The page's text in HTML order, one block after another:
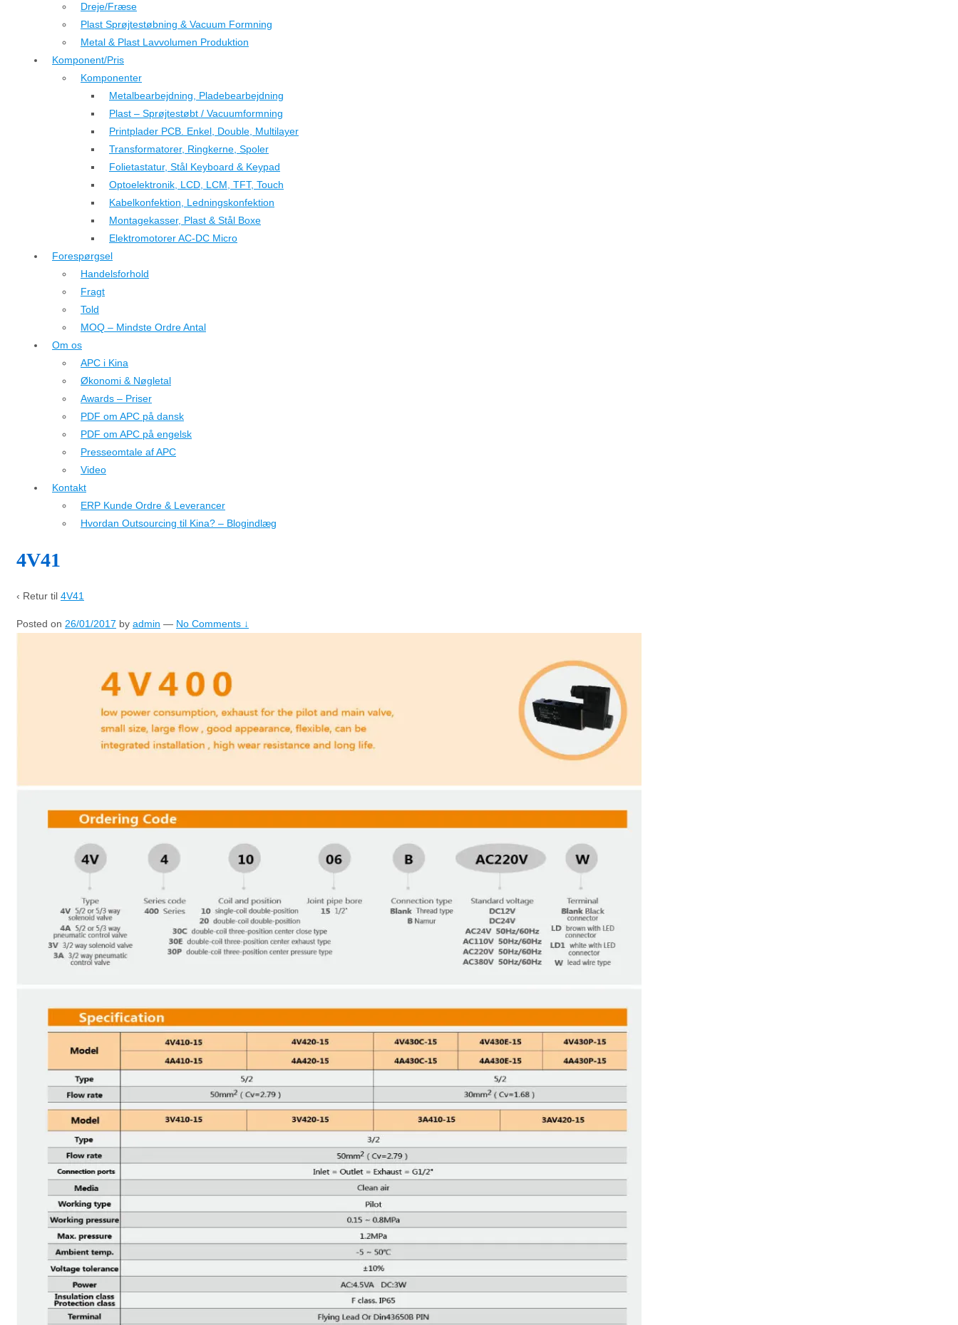
Dreje/Fræse
Plast Sprøjtestøbning & Vacuum Formning
Metal & Plast Lavvolumen Produktion
Komponent/Pris
Komponenter
Metalbearbejdning, Pladebearbejdning
Plast – Sprøjtestøbt / Vacuumformning
Printplader PCB. Enkel, Double, Multilayer
Transformatorer, Ringkerne, Spoler
Folietastatur, Stål Keyboard & Keypad
Optoelektronik, LCD, LCM, TFT, Touch
Kabelkonfektion, Ledningskonfektion
Montagekasser, Plast & Stål Boxe
Elektromotorer AC-DC Micro
Forespørgsel
Handelsforhold
Fragt
Told
MOQ – Mindste Ordre Antal
Om os
APC i Kina
Økonomi & Nøgletal
Awards – Priser
PDF om APC på dansk
PDF om APC på engelsk
Presseomtale af APC
Video
Kontakt
ERP Kunde Ordre & Leverancer
Hvordan Outsourcing til Kina? – Blogindlæg
4V41
‹ Retur til 4V41
Posted on 26/01/2017 by admin — No Comments ↓